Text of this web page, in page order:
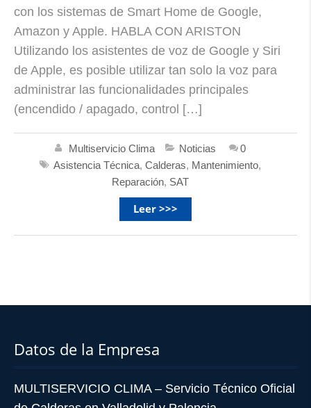
con los sistemas de Smart Home de Google,
Amazon y Apple. HABLA CON ARISTON
Utilizando los asistentes de voz de Google y Siri
de Apple, es posible utilizar tan solo la voz para
administrar las funcionalidades principales
(encendido / apagado, control […]
Multiservicio Clima Noticias
0
Asistencia Técnica, Calderas, Mantenimiento,
Reparación, SAT
Leer >>>
Datos de la Empresa
MULTISERVICIO CLIMA – Servicio Técnico Oficial